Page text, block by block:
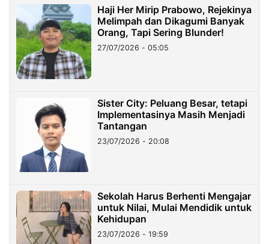
Haji Her Mirip Prabowo, Rejekinya
Melimpah dan Dikagumi Banyak
Orang, Tapi Sering Blunder!
27/07/2026 - 05:05
Sister City: Peluang Besar, tetapi
Implementasinya Masih Menjadi
Tantangan
23/07/2026 - 20:08
Sekolah Harus Berhenti Mengajar
untuk Nilai, Mulai Mendidik untuk
Kehidupan
23/07/2026 - 19:59